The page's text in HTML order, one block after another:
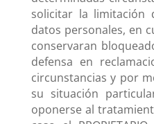
solicitar la limitación
datos personales, en
conservaran
defensa en
circunstancias y por
su situación
oponerse al